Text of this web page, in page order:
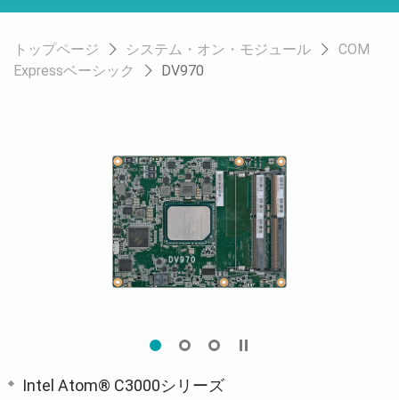
ダウンロード
注文情報
トップページ システム・オン・モジュール
COM
Expressベーシック
DV970
Intel Atom® C3000シリーズ